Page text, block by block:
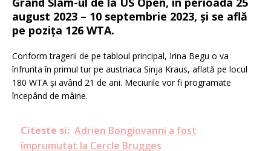
august 2023 – 10 septembrie 2023, și se află
pe pozița 126 WTA.
Conform tragerii de pe tabloul principal, Irina Begu o va
înfrunta în primul tur pe austriaca Sinja Kraus, aflată pe locul
180 WTA și având 21 de ani. Meciurile vor fi programate
începând de mâine.
Citeste si: Adrien Bongiovanni a fost
împrumutat la Cercle Brugges